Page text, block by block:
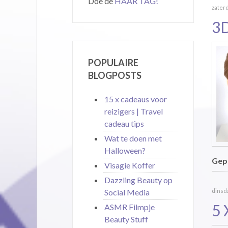
5
POPULAIRE
BLOGPOSTS
15 x cadeaus voor
reizigers | Travel
cadeau tips
Wat te doen met
Halloween?
Visagie Koffer
Dazzling Beauty op
Social Media
ASMR Filmpje
Beauty Stuff